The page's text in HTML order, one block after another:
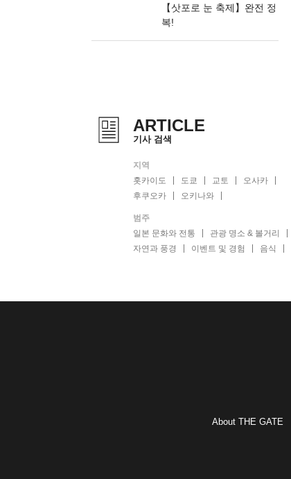
【삿포로 눈 축제】완전 정
복!
ARTICLE
기사 검색
지역
홋카이도
도쿄 교토
오사카
후쿠오카
오키나와
범주
일본 문화와 전통
관광 명소 & 볼거리
자연과 풍경
이벤트 및 경험 음식
About THE GATE